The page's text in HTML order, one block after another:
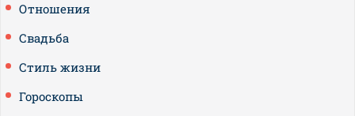
Отношения
Свадьба
Стиль жизни
Гороскопы